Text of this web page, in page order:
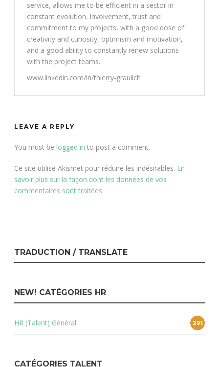
service, allows me to be efficient in a sector in
constant evolution. Involvement, trust and
commitment to my projects, with a good dose of
creativity and curiosity, optimism and motivation,
and a good ability to constantly renew solutions
with the project teams.
www.linkedin.com/in/thierry-graulich
LEAVE A REPLY
You must be logged in to post a comment.
Ce site utilise Akismet pour réduire les indésirables. En
savoir plus sur la façon dont les données de vos
commentaires sont traitées.
TRADUCTION / TRANSLATE
NEW! CATÉGORIES HR
HR (Talent) Général 291
CATÉGORIES TALENT